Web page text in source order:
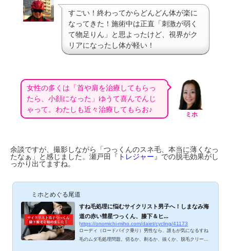
すごい！終わってからどんどん体が楽に
なってきた！施術中は正直「刺激が弱く
て物足りん」と思よったけど、視界がク
リアになったし体が軽い！
ミホ
女性の多くは「首や肩を治療してもらっ
たら、小顔になった」ゆうて喜んでんじ
ゃって。わたしも近々治療してもらお♪
余談ですが、撮影しながら「つっくんのスネ毛、本当に薄くなっ
たなぁ」と感じました。瀬戸田『 トレジャー 』での脱毛効果がし
っかり出てますね。
ミホとめぐる尾道
すね毛処理に悩むサイクリスト男子へ！しまなみ海
道の赤い彗星つっくん、膝下＆ヒ...
https://onomichi-miho.com/daiet/cycling/41173
ローディ（ロードバイク乗り）男性なら、誰もが気になるすね
毛のムダ毛処理問題。切るか、剃るか、抜くか、脱毛クリーム